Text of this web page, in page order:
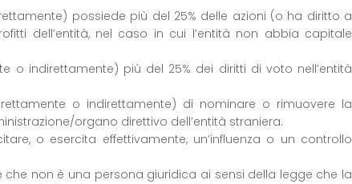
possiede più del 25% delle azioni (o ha diritto a
dell’entità, nel caso in cui l’entità non abbia capitale
o indirettamente) più del 25% dei diritti di voto nell’entità
o indirettamente) di nominare o rimuovere la
organo direttivo dell’entità straniera.
o esercita effettivamente, un’influenza o un controllo
che non è una persona giuridica ai sensi della legge che la